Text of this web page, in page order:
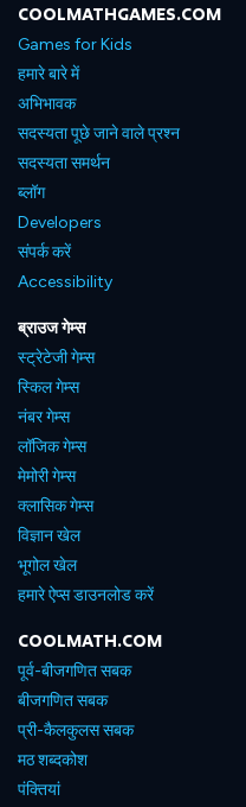
COOLMATHGAMES.COM
Games for Kids
हमारे बारे में
अभिभावक
सदस्यता पूछे जाने वाले प्रश्न
सदस्यता समर्थन
ब्लॉग
Developers
संपर्क करें
Accessibility
ब्राउज गेम्स
स्ट्रेटेजी गेम्स
स्किल गेम्स
नंबर गेम्स
लॉजिक गेम्स
मेमोरी गेम्स
क्लासिक गेम्स
विज्ञान खेल
भूगोल खेल
हमारे ऐप्स डाउनलोड करें
COOLMATH.COM
पूर्व-बीजगणित सबक
बीजगणित सबक
प्री-कैलकुलस सबक
मठ शब्दकोश
पंक्तियां